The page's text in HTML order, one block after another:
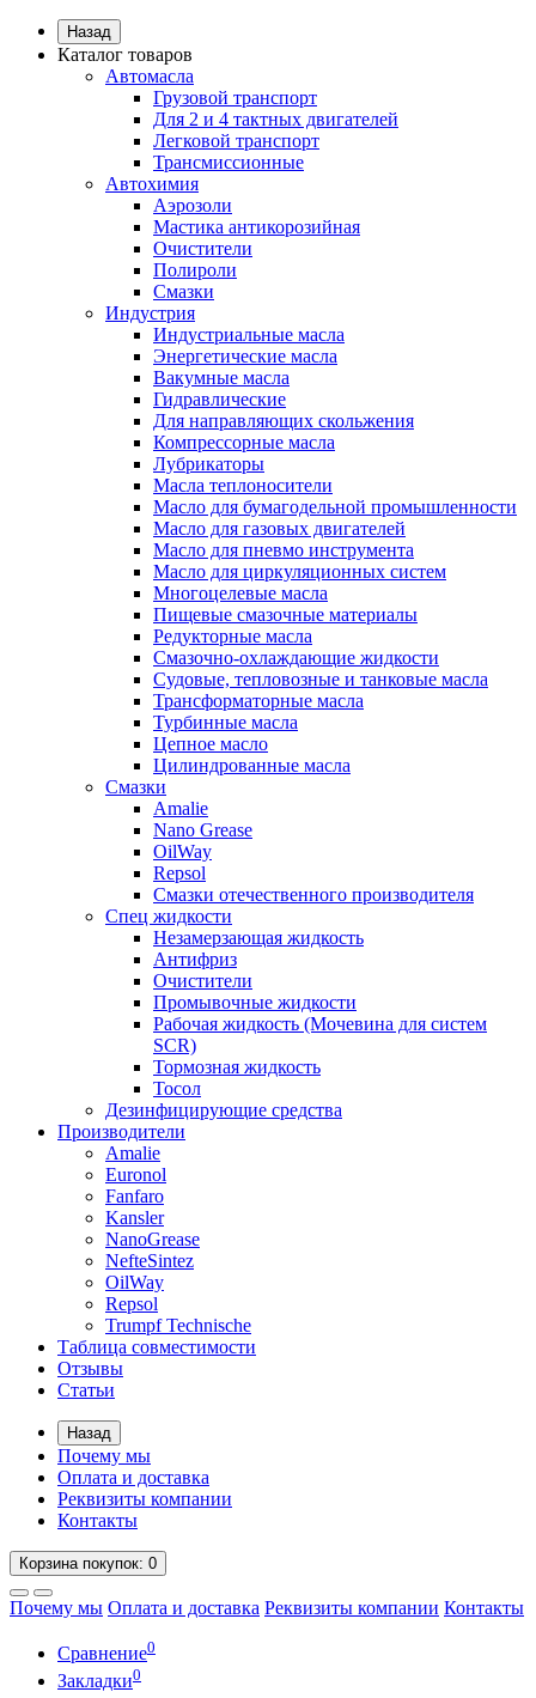
Назад
Каталог товаров
Автомасла
Грузовой транспорт
Для 2 и 4 тактных двигателей
Легковой транспорт
Трансмиссионные
Автохимия
Аэрозоли
Мастика антикорозийная
Очистители
Полироли
Смазки
Индустрия
Индустриальные масла
Энергетические масла
Вакумные масла
Гидравлические
Для направляющих скольжения
Компрессорные масла
Лубрикаторы
Масла теплоносители
Масло для бумагодельной промышленности
Масло для газовых двигателей
Масло для пневмо инструмента
Масло для циркуляционных систем
Многоцелевые масла
Пищевые смазочные материалы
Редукторные масла
Смазочно-охлаждающие жидкости
Судовые, тепловозные и танковые масла
Трансформаторные масла
Турбинные масла
Цепное масло
Цилиндрованные масла
Смазки
Amalie
Nano Grease
OilWay
Repsol
Смазки отечественного производителя
Спец жидкости
Незамерзающая жидкость
Антифриз
Очистители
Промывочные жидкости
Рабочая жидкость (Мочевина для систем
SCR)
Тормозная жидкость
Тосол
Дезинфицирующие средства
Производители
Amalie
Euronol
Fanfaro
Kansler
NanoGrease
NefteSintez
OilWay
Repsol
Trumpf Technische
Таблица совместимости
Отзывы
Статьи
Назад
Почему мы
Оплата и доставка
Реквизиты компании
Контакты
Корзинапокупок: 0
Почему мы Оплата и доставка Реквизиты компании Контакты
Сравнение0
Закладки0